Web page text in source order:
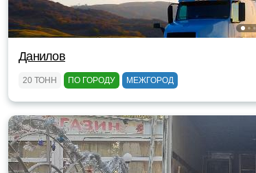
Данилов
20 ТОНН ПО ГОРОДУ МЕЖГОРОД